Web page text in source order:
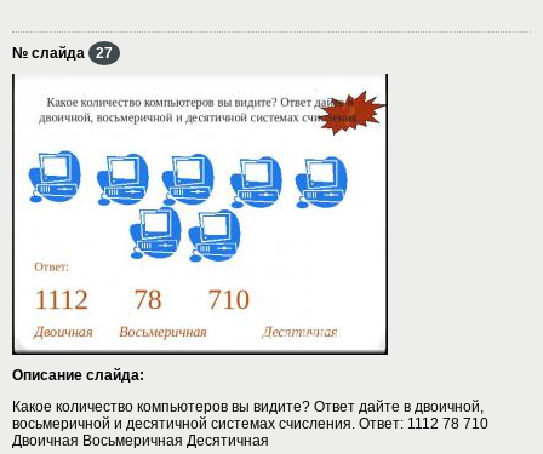
№ слайда 27
Описание слайда:
Какое количество компьютеров вы видите? Ответ дайте в двоичной,
восьмеричной и десятичной системах счисления. Ответ: 1112 78 710
Двоичная Восьмеричная Десятичная